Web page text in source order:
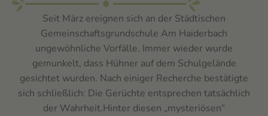
Seit März ereignen sich an der Städtischen
Gemeinschaftsgrundschule Am Haiderbach
ungewöhnliche Vorfälle. Immer wieder wurde
gemunkelt, dass Hühner auf dem Schulgelände
gesichtet wurden. Nach einiger Recherche bestätigte
sich schließlich: Die Gerüchte entsprechen tatsächlich
der Wahrheit.Hinter diesen „mysteriösen“